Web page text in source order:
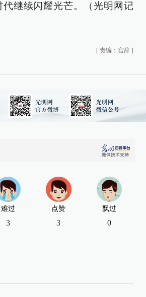
继续闪耀光芒。（光明网记
[ 责编：宫辞 ]
难过
3
点赞
3
飘过
0